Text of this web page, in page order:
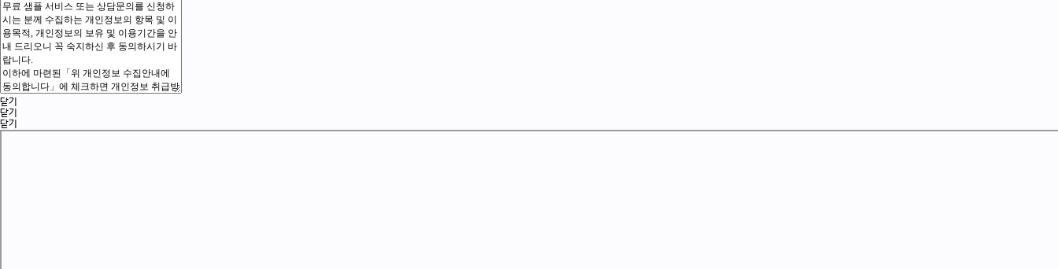
닫기
닫기
닫기